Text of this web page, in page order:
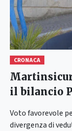
CRONACA
il bilancio
Voto favorevole
divergenza di